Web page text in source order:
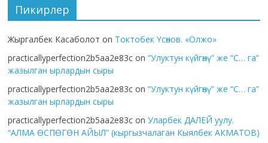
Пикирлер
Жыргалбек Касаболот on Токтобек Үсөнов. «Олжо»
practicallyperfection2b5aa2e83c on“Улуктун күйгөнү” же “С… га”
жазылган ырлардын сыры
practicallyperfection2b5aa2e83c on“Улуктун күйгөнү” же “С… га”
жазылган ырлардын сыры
practicallyperfection2b5aa2e83c onУларбек ДАЛЕЙ уулу.
“АЛМА ӨСПӨГӨН АЙЫЛ” (кыргызчалаган Кыялбек АКМАТОВ)